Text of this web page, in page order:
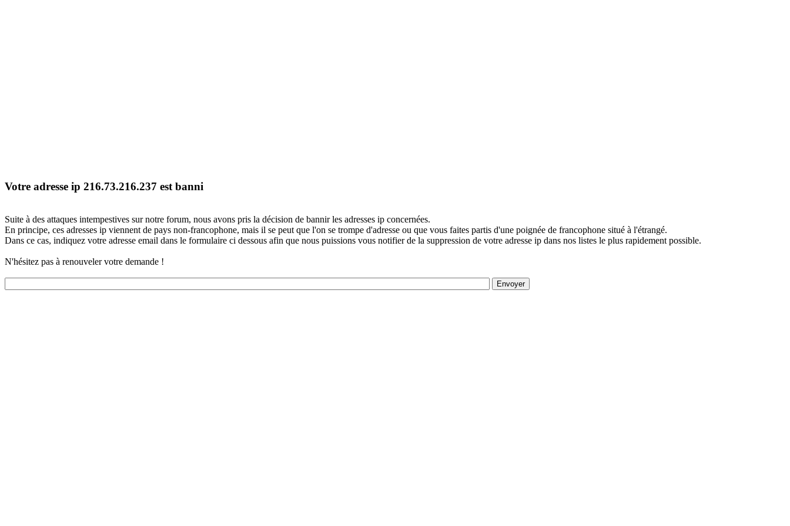
Votre adresse ip 216.73.216.237 est banni
Suite à des attaques intempestives sur notre forum, nous avons pris la décision de bannir les adresses ip concernées.
En principe, ces adresses ip viennent de pays non-francophone, mais il se peut que l'on se trompe d'adresse ou que vous faites partis d'une poignée de francophone situé à l'étrangé.
Dans ce cas, indiquez votre adresse email dans le formulaire ci dessous afin que nous puissions vous notifier de la suppression de votre adresse ip dans nos listes le plus rapidement possible.
N'hésitez pas à renouveler votre demande !